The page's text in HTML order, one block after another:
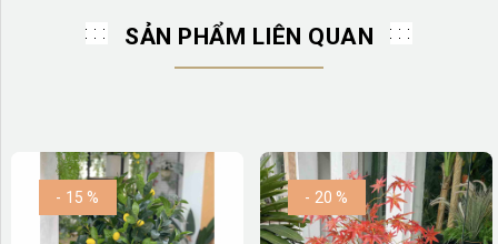
SẢN PHẨM LIÊN QUAN
- 15 % - 20 %